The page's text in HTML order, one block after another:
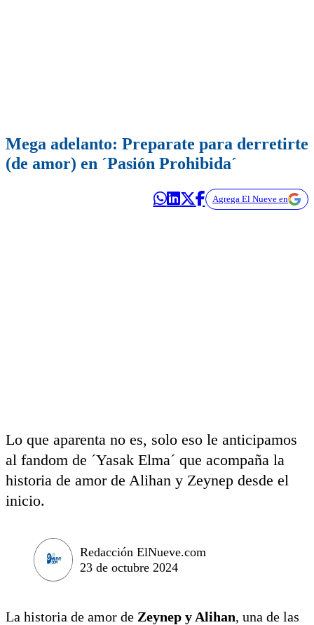
Mega adelanto: Preparate para derretirte
(de amor) en ´Pasión Prohibida´
Agrega El Nueve en
Lo que aparenta no es, solo eso le anticipamos
al fandom de ´Yasak Elma´ que acompaña la
historia de amor de Alihan y Zeynep desde el
inicio.
Redacción ElNueve.com
23 de octubre 2024
La historia de amor de Zeynep y Alihan, una de las